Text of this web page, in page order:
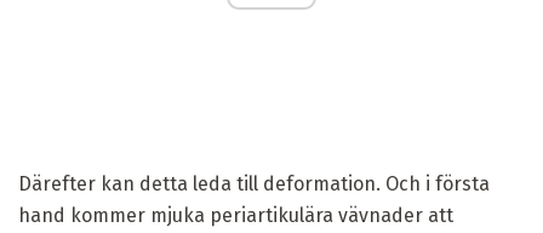
Därefter kan detta leda till deformation. Och i första
hand kommer mjuka periartikulära vävnader att